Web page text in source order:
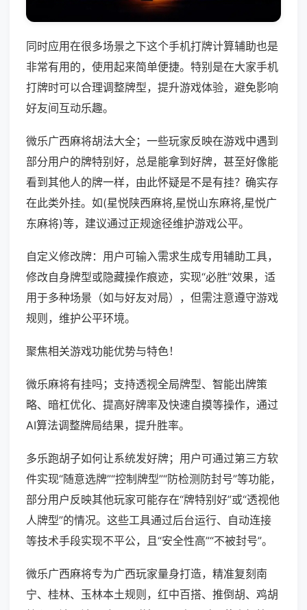
同时应用在很多场景之下这个手机打牌计算辅助也是
非常有用的，使用起来简单便捷。特别是在大家手机
打牌时可以合理调整牌型，提升游戏体验，避免影响
好友间互动乐趣。
微乐广西麻将胡法大全；一些玩家反映在游戏中遇到
部分用户的牌特别好，总是能拿到好牌，甚至好像能
看到其他人的牌一样，由此怀疑是不是有挂？确实存
在此类外挂。如(星悦陕西麻将,星悦山东麻将,星悦广
东麻将)等，建议通过正规途径维护游戏公平。
自定义修改牌：用户可输入需求生成专用辅助工具，
修改自身牌型或隐藏操作痕迹，实现“必胜”效果，适
用于多种场景（如与好友对局），但需注意遵守游戏
规则，维护公平环境。
聚焦相关游戏功能优势与特色！
微乐麻将有挂吗；支持透视全局牌型、智能出牌策
略、暗杠优化、提高好牌率及快速自摸等操作，通过
AI算法调整牌局结果，提升胜率。
多乐跑胡子如何让系统发好牌；用户可通过第三方软
件实现“随意选牌”“控制牌型”“防检测防封号”等功能，
部分用户反映其他玩家可能存在“牌特别好”或“透视他
人牌型”的情况。这些工具通过后台运行、自动连接
等技术手段实现不平公，且“安全性高”“不被封号”。
微乐广西麻将专为广西玩家量身打造，精准复刻南
宁、桂林、玉林本土规则，红中百搭、推倒胡、鸡胡